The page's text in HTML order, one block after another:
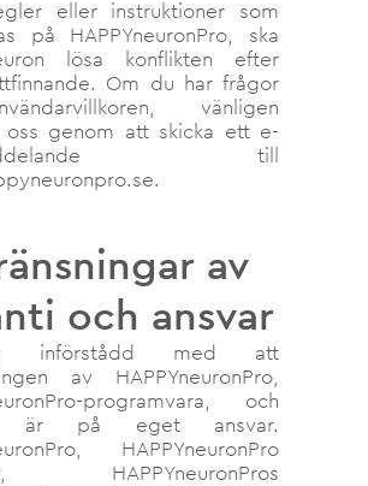
eller instruktioner som
på HAPPYneuronPro, ska
lösa konflikten efter
Om du har frågor
vänligen
oss genom att skicka ett e-
till
av
och ansvar
införstådd med att
av HAPPYneuronPro,
programvara, och
är på eget ansvar.
HAPPYneuronPro
HAPPYneuronPros